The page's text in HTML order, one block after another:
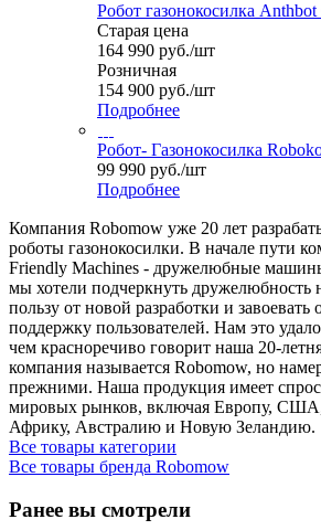
Робот газонокосилка
Старая цена
164 990 руб./шт
Розничная
154 900 руб./шт
Подробнее
Робот- Газонокосилка
99 990 руб./шт
Подробнее
Компания Robomow уже 20 лет
роботы газонокосилки. В начале пути
Friendly Machines - дружелюбные
мы хотели подчеркнуть дружелюбность
пользу от новой разработки и завоевать
поддержку пользователей. Нам это
чем красноречиво говорит наша 20-
компания называется Robomow, но
прежними. Наша продукция имеет
мировых рынков, включая Европу,
Африку, Австралию и Новую Зеландию.
Все товары категории
Все товары бренда Robomow
Ранее вы смотрели